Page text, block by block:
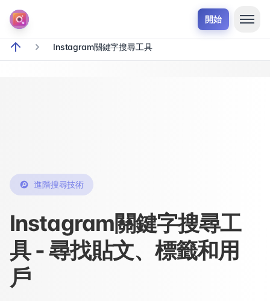
開始
breadcrumb.home
Instagram關鍵字搜尋工具
進階搜尋技術
Instagram關鍵字搜尋工
具 - 尋找貼文、標籤和用
戶